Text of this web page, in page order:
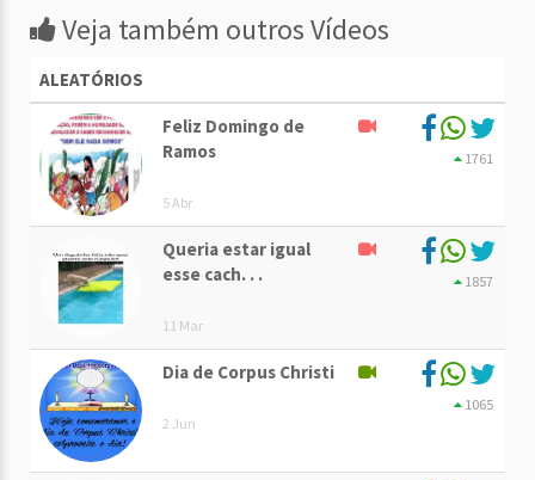
Veja também outros Vídeos
ALEATÓRIOS
Feliz Domingo de
Ramos
5 Abr
1761
Queria estar igual
esse cach. . .
11 Mar
1857
Dia de Corpus Christi
2 Jun
1065